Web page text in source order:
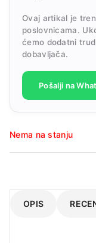
Ovaj artikal je
poslovnicama.
ćemo dodatni
dobavljača.
Pošalji na
Nema na stanju
OPIS